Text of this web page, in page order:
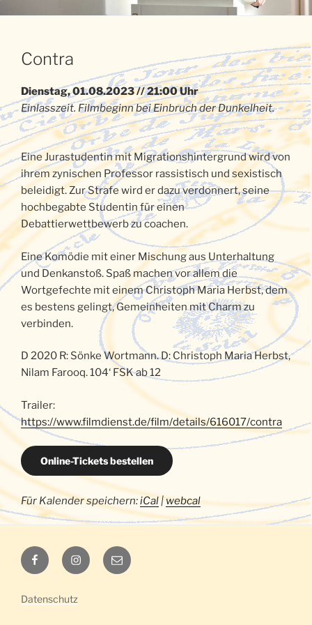
Contra
Dienstag, 01.08.2023 // 21:00 Uhr
Einlasszeit. Filmbeginn bei Einbruch der Dunkelheit.
Eine Jurastudentin mit Migrationshintergrund wird von
ihrem zynischen Professor rassistisch und sexistisch
beleidigt. Zur Strafe wird er dazu verdonnert, seine
hochbegabte Studentin für einen
Debattierwettbewerb zu coachen.
Eine Komödie mit einer Mischung aus Unterhaltung
und Denkanstoß. Spaß machen vor allem die
Wortgefechte mit einem Christoph Maria Herbst, dem
es bestens gelingt, Gemeinheiten mit Charm zu
verbinden.
D 2020 R: Sönke Wortmann. D: Christoph Maria Herbst,
Nilam Farooq. 104‘ FSK ab 12
Trailer:
https://www.filmdienst.de/film/details/616017/contra
Online-Tickets bestellen
Für Kalender speichern:iCal|webcal
Luna
auf
Luna
auf
E-
Mail
Datenschutz